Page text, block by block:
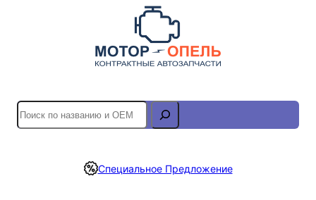
S
e
r
Специальное Предложение